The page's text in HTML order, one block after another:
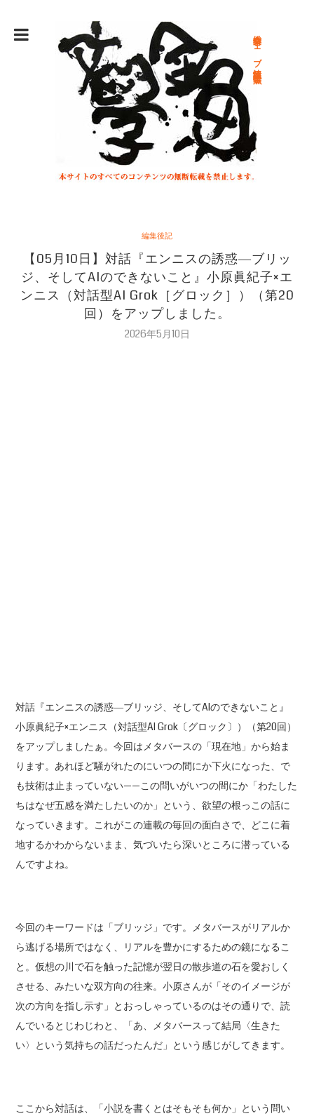
総合文学ウェブ情報誌 文学金魚
編集後記
【05月10日】対話『エンニスの誘惑―ブリッ
ジ、そしてAIのできないこと』小原眞紀子×エ
ンニス（対話型AI Grok［グロック］）（第20
回）をアップしました。
2026年5月10日
対話『エンニスの誘惑―ブリッジ、そしてAIのできないこと』
小原眞紀子×エンニス（対話型AI Grok〔グロック〕）（第20回）
をアップしましたぁ。今回はメタバースの「現在地」から始ま
ります。あれほど騒がれたのにいつの間にか下火になった、で
も技術は止まっていない——この問いがいつの間にか「わたした
ちはなぜ五感を満たしたいのか」という、欲望の根っこの話に
なっていきます。これがこの連載の毎回の面白さで、どこに着
地するかわからないまま、気づいたら深いところに潜っている
んですよね。
今回のキーワードは「ブリッジ」です。メタバースがリアルか
ら逃げる場所ではなく、リアルを豊かにするための鏡になるこ
と。仮想の川で石を触った記憶が翌日の散歩道の石を愛おしく
させる、みたいな双方向の往来。小原さんが「そのイメージが
次の方向を指し示す」とおっしゃっているのはその通りで、読
んでいるとじわじわと、「あ、メタバースって結局〈生きた
い〉という気持ちの話だったんだ」という感じがしてきます。
ここから対話は、「小説を書くとはそもそも何か」という問い